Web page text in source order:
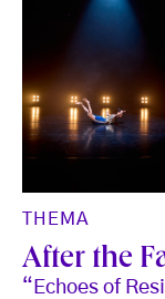
THEMA
After the
“Echoes of